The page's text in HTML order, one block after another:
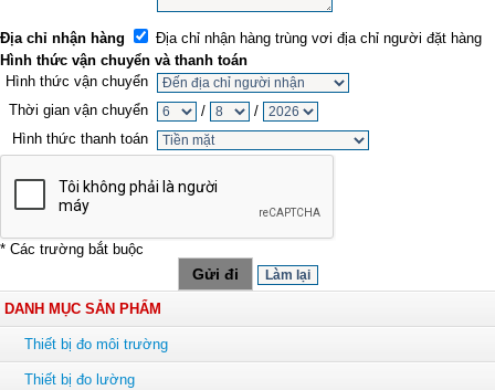
Địa chỉ nhận hàng
Địa chỉ nhận hàng trùng vơi địa chỉ người đặt hàng
Hình thức vận chuyển và thanh toán
Hình thức vận chuyển
Thời gian vận chuyển
/
/
Hình thức thanh toán
* Các trường bắt buộc
DANH MỤC SẢN PHẨM
Thiết bị đo môi trường
Thiết bị đo lường